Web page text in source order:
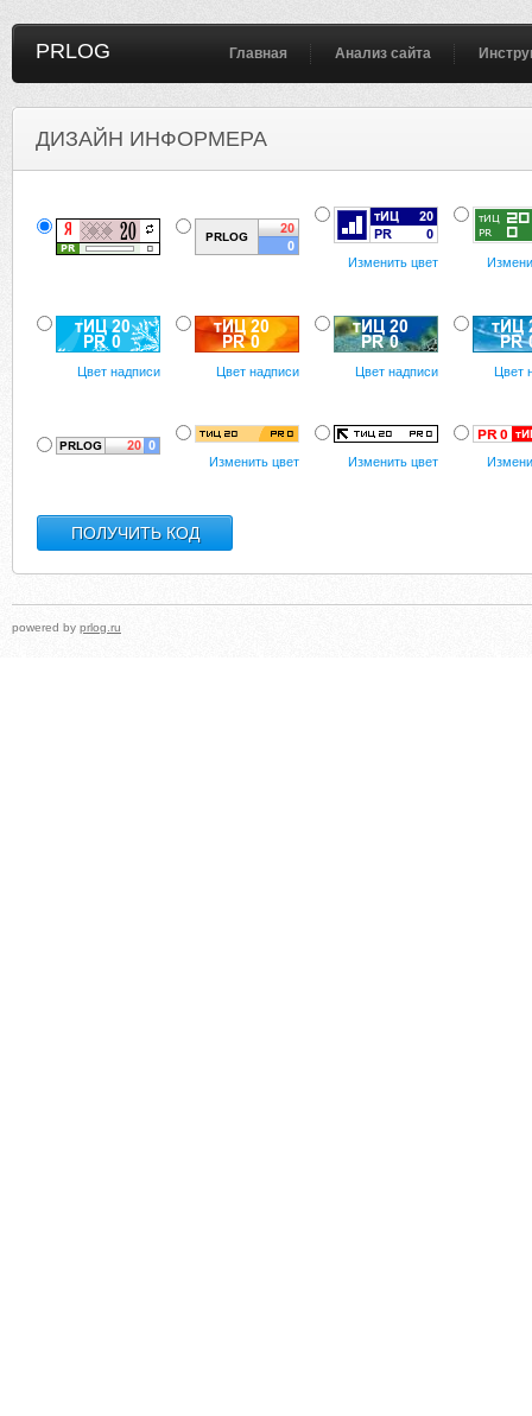
PRLOG Главная Анализ сайта
ДИЗАЙН ИНФОРМЕРА
Изменить цвет
Цвет надписи Цвет надписи Цвет надписи Цвет
Изменить цвет Изменить цвет
powered by prlog.ru